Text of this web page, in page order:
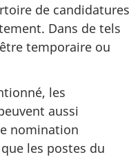
de candidatures
Dans de tels
temporaire ou
les
aussi
nomination
les postes du